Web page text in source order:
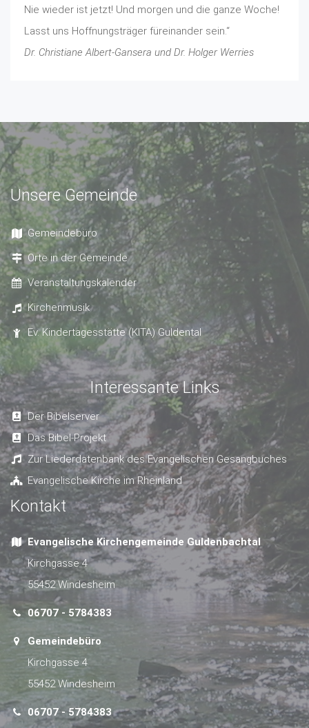
Nie wieder ist jetzt! Und morgen und die ganze Woche!
Lasst uns Hoffnungsträger füreinander sein.“
Dr. Christiane Albert-Gansera und Dr. Holger Werries
Unsere Gemeinde
Gemeindebüro
Orte in der Gemeinde
Veranstaltungskalender
Kirchenmusik
Ev. Kindertagesstätte (KITA) Guldental
Interessante Links
Der Bibelserver
Das Bibel-Projekt
Zur Liederdatenbank des Evangelischen Gesangbuches
Evangelische Kirche im Rheinland
Kontakt
Evangelische Kirchengemeinde Guldenbachtal
Kirchgasse 4
55452 Windesheim
06707 - 5784383
Gemeindebüro
Kirchgasse 4
55452 Windesheim
06707 - 5784383